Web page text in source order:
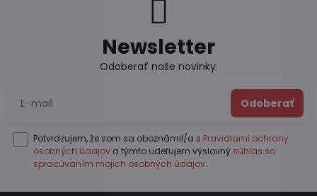
Newsletter
Odoberať naše novinky:
Odoberať
Potvrdzujem, že som sa oboznámil/a s Pravidlami ochrany
osobných údajov a týmto udeľujem výslovný súhlas so
spracúvaním mojich osobných údajov.